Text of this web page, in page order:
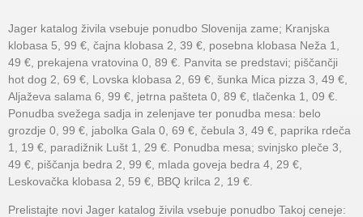
Jager katalog živila vsebuje ponudbo Slovenija zame; Kranjska
klobasa 5, 99 €, čajna klobasa 2, 39 €, posebna klobasa Neža 1,
49 €, prekajena vratovina 0, 89 €. Panvita se predstavi; piščančji
hot dog 2, 69 €, Lovska klobasa 2, 69 €, šunka Mica pizza 3, 49 €,
Aljaževa salama 6, 99 €, jetrna pašteta 0, 89 €, tlačenka 1, 09 €.
Ponudba svežega sadja in zelenjave ter ponudba mesa: belo
grozdje 0, 99 €, jabolka Gala 0, 69 €, čebula 3, 49 €, paprika rdeča
1, 19 €, paradižnik Lušt 1, 29 €. Ponudba mesa; svinjsko pleče 3,
49 €, piščanja bedra 2, 99 €, mlada goveja bedra 4, 29 €,
Leskovačka klobasa 2, 59 €, BBQ krilca 2, 19 €.
Prelistajte novi Jager katalog živila vsebuje ponudbo Takoj ceneje: